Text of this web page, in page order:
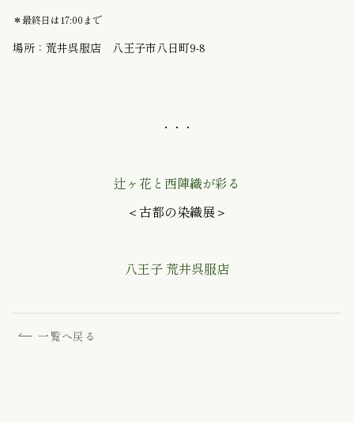
＊最終日は17:00まで
場所：荒井呉服店 八王子市八日町9-8
・・・
辻ヶ花と西陣織が彩る
＜古都の染織展＞
八王子 荒井呉服店
一覧へ戻る